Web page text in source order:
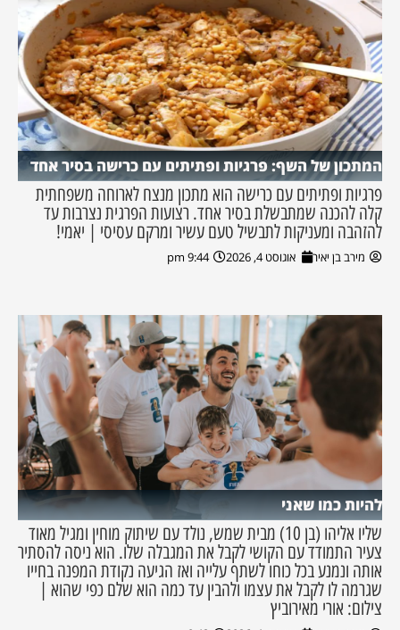
המתכון של השף: פרגיות ופתיתים עם כרישה בסיר אחד
פרגיות ופתיתים עם כרישה הוא מתכון מנצח לארוחה משפחתית
קלה להכנה שמתבשלת בסיר אחד. רצועות הפרגית נצרבות עד
להזהבה ומעניקות לתבשיל טעם עשיר ומרקם עסיסי | יאמי!
מירב בן יאיר אוגוסט 4, 2026 9:44 pm
להיות כמו שאני
שליו אליהו (בן 10) מבית שמש, נולד עם שיתוק מוחין ומגיל מאוד
צעיר התמודד עם הקושי לקבל את המגבלה שלו. הוא ניסה להסתיר
אותה ונמנע בכל כוחו לשתף עלייה ואז הגיעה נקודת המפנה בחייו
שגרמה לו לקבל את עצמו ולהבין עד כמה הוא שלם כפי שהוא |
צילום: אורי מאירוביץ